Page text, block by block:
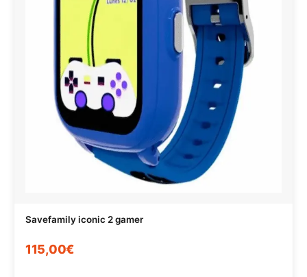
Savefamily iconic 2 gamer
115,00€